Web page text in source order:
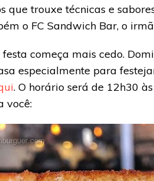
que trouxe técnicas e
o FC Sandwich Bar, o
começa mais cedo.
especialmente para
. O horário será de 12h30
você: